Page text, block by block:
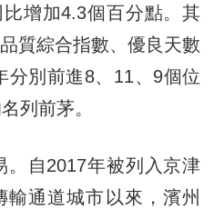
增加4.3個百分點。其
質綜合指數、優良天數
分別前進8、11、9個位
列前茅。
自2017年被列入京津
輸通道城市以來，濱州